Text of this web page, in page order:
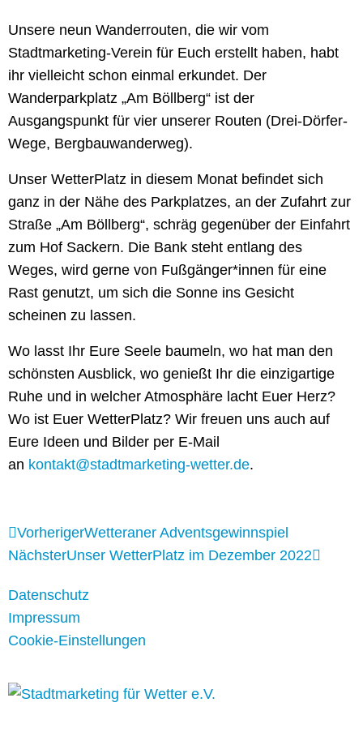
Unsere neun Wanderrouten, die wir vom
Stadtmarketing-Verein für Euch erstellt haben, habt
ihr vielleicht schon einmal erkundet. Der
Wanderparkplatz „Am Böllberg“ ist der
Ausgangspunkt für vier unserer Routen (Drei-Dörfer-
Wege, Bergbauwanderweg).
Unser WetterPlatz in diesem Monat befindet sich
ganz in der Nähe des Parkplatzes, an der Zufahrt zur
Straße „Am Böllberg“, schräg gegenüber der Einfahrt
zum Hof Sackern. Die Bank steht entlang des
Weges, wird gerne von Fußgänger*innen für eine
Rast genutzt, um sich die Sonne ins Gesicht
scheinen zu lassen.
Wo lasst Ihr Eure Seele baumeln, wo hat man den
schönsten Ausblick, wo genießt Ihr die einzigartige
Ruhe und in welcher Atmosphäre lacht Euer Herz?
Wo ist Euer WetterPlatz? Wir freuen uns auch auf
Eure Ideen und Bilder per E-Mail
an kontakt@stadtmarketing-wetter.de.
VorherigerWetteraner Adventsgewinnspiel
NächsterUnser WetterPlatz im Dezember 2022
Datenschutz
Impressum
Cookie-Einstellungen